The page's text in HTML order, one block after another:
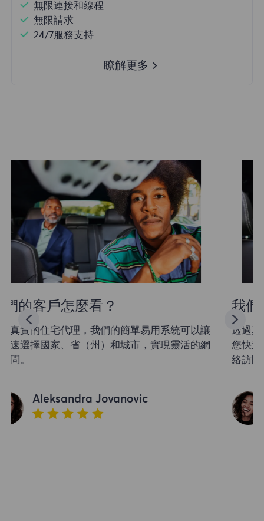
無限連接和線程
無限請求
24/7服務支持
瞭解更多
我們的客戶怎麼看？
透過真實的住宅代理，我們的簡單易用系統可以讓
您快速選擇國家、省（州）和城市，實現靈活的網
絡訪問。
Aleksandra Jovanovic